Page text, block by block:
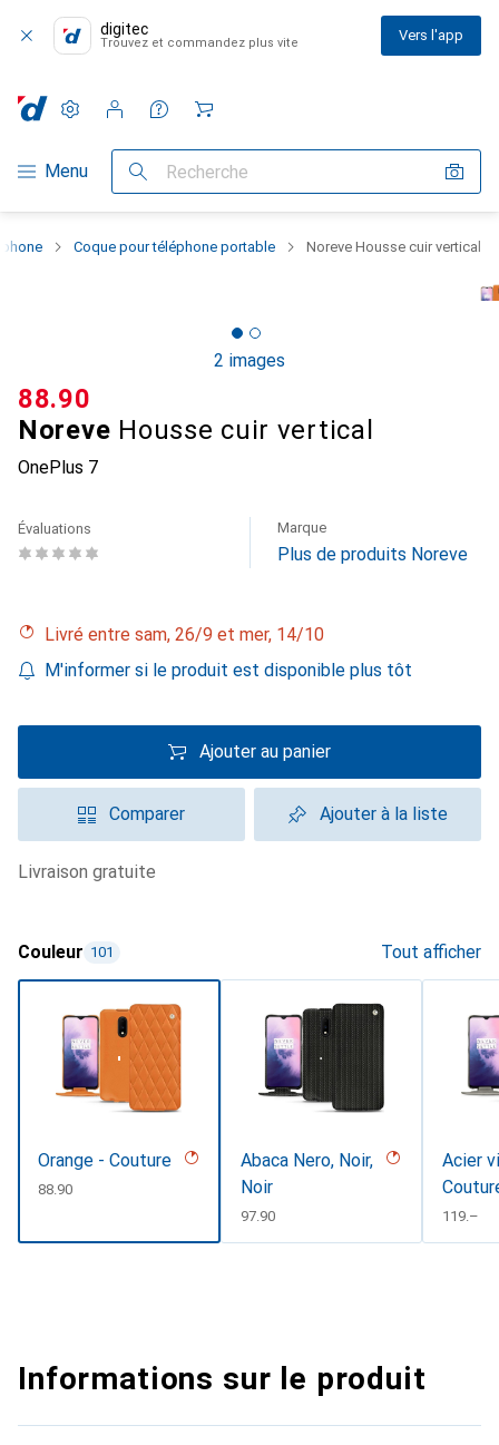
digitec
Trouvez et commandez plus vite Vers l'app
Navigation par catégorie
Menu Recherche
Paramètres
Compte client
Listes de comparaison
Listes d'envies
Panier
Coque pour téléphone portable Noreve Housse cuir vertical
2 images
Noreve Housse cuir vertical
OnePlus 7
CHF
88.90
Évaluations Marque
Plus de produits Noreve
Livré entre sam, 26/9 et mer, 14/10
M'informer si le produit est disponible plus tôt
Ajouter au panier
Comparer Ajouter à la liste
livraison gratuite
Couleur 101 Tout afficher
Orange - Couture
CHF
88.90
Abaca Nero, Noir,
Noir
CHF
97.90
Acier
CHF
119.–
Informations sur le produit